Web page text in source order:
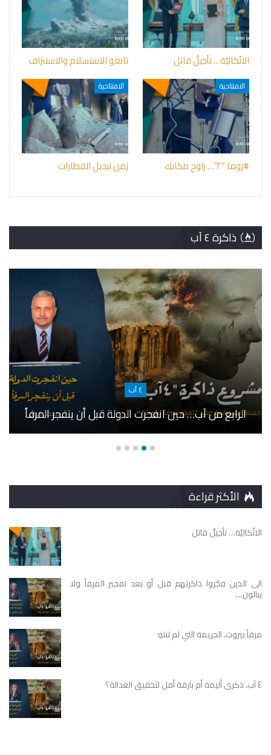
الاتّكاليّة… تأجيلٌ قاتل تانغو الاستسلام والاستنزاف
الافتتاحية
#روما “٢”… راوح مكانك
الافتتاحية
زمن تبديل القطارات
ذاكرة ٤ آب
٤ آب
الرابع من آب… حين انفجرت الدولة قبل أن ينفجر المرفأ
الأكثر قراءة
الاتّكاليّة… تأجيلٌ قاتل
الى الذين فجّروا ذاكرتهم قبل أو بعد تفجير المرفأ ولا
يبالون…
مرفأ بيروت، الجريمة التي لم تنتهِ
٤ آب، ذكرى أليمة أم بارقة أمل لتحقيق العدالة؟